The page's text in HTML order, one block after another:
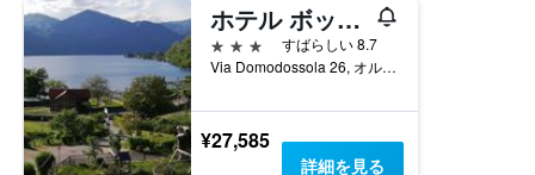
ホテル ボッチョーロ
3つ星
すばらしい 8.7
Via Domodossola 26, オルタ・サン・ジューリオ, ノヴァーラ県, イタリア
¥27,585
詳細を見る